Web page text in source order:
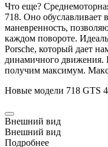
Что еще?
718. Оно обуславливает
маневренность,
каждом повороте.
Porsche, который дает
динамичного движения.
получим максимум.
Новые модели 718 GTS
Внешний вид
Внешний вид
Подробнее